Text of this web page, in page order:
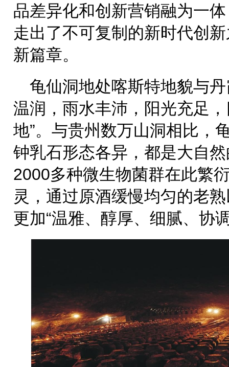
品差异化和创新营销融为一
走出了不可复制的新时代创
新篇章。
龟仙洞地处喀斯特地貌与
温润，雨水丰沛，阳光充足
地”。与贵州数万山洞相比，
钟乳石形态各异，都是大自
2000多种微生物菌群在此繁
灵，通过原酒缓慢均匀的老
更加“温雅、醇厚、细腻、协